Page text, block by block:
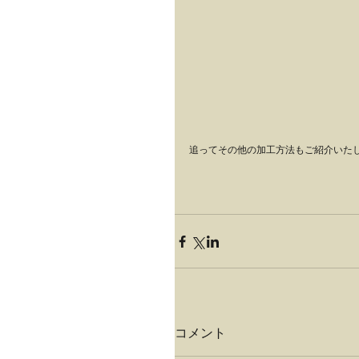
追ってその他の加工方法もご紹介いた
コメント